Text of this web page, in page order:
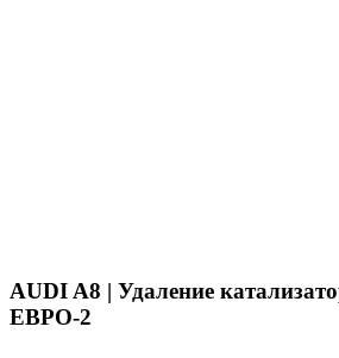
AUDI A8 | Удаление
ЕВРО-2